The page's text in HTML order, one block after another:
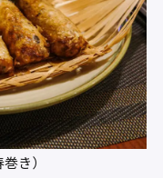
き）